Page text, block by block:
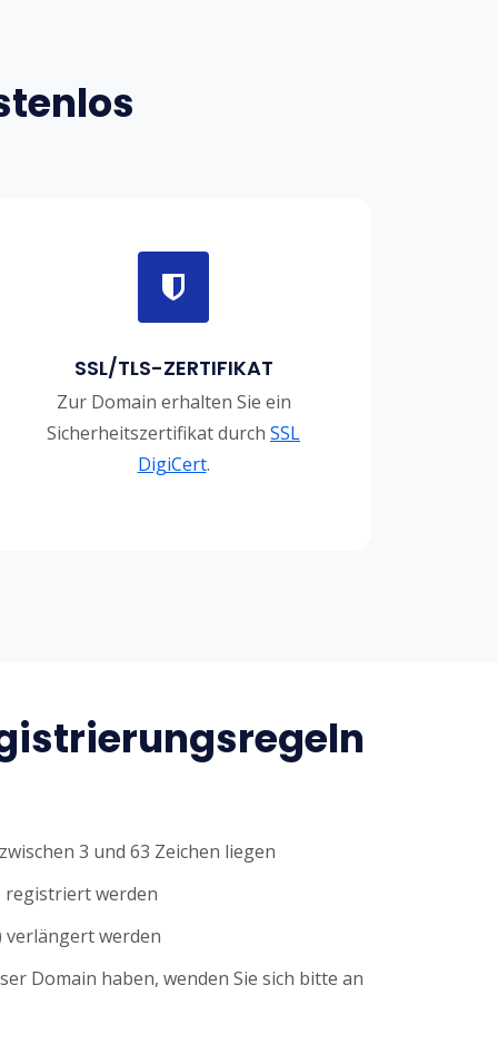
SSL/TLS-ZERTIFIKAT
Zur Domain erhalten Sie ein
Sicherheitszertifikat durch SSL
DigiCert.
3 und 63 Zeichen liegen
registriert werden
verlängert werden
Domain haben, wenden Sie sich bitte an